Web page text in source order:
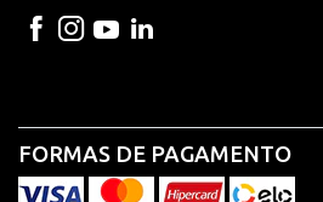
FORMAS DE PAGAMENTO